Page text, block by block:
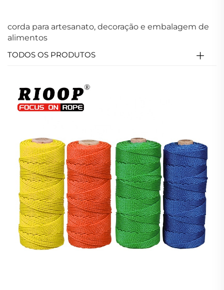
corda para artesanato, decoração e embalagem de
alimentos
TODOS OS PRODUTOS